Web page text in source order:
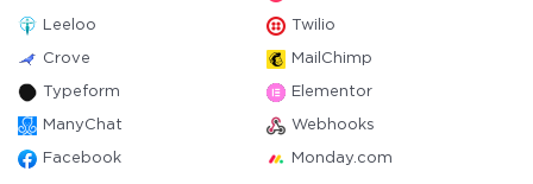
Leeloo Twilio
Crove MailChimp
Typeform Elementor
ManyChat Webhooks
Facebook Monday.com